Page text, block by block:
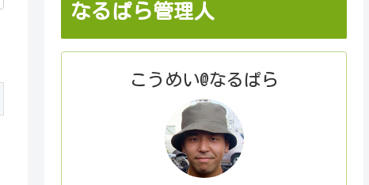
なるぱら管理人
こうめい@なるぱら